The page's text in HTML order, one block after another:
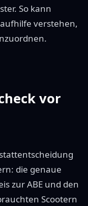
So kann
verstehen,
vor
die genaue
zur ABE und den
Scootern